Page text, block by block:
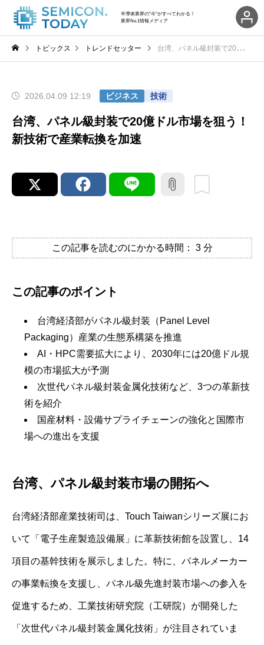
半導体業界の"今"がすべてわかる！
業界No.1情報メディア
トピックス トレンドセッター 台湾、パネル級封装で20億ドル市場を狙う！新技術で産業転換を加速
2026.04.09 12:19 ビジネス 技術
台湾、パネル級封装で20億ドル市場を狙う！
新技術で産業転換を加速
この記事を読むのにかかる時間： 3 分
この記事のポイント
台湾経済部がパネル級封装（Panel Level
Packaging）産業の生態系構築を推進
AI・HPC需要拡大により、2030年には20億ドル規
模の市場拡大が予測
次世代パネル級封装金属化技術など、3つの革新技
術を紹介
国産材料・設備サプライチェーンの強化と国際市
場への進出を支援
台湾、パネル級封装市場の開拓へ
台湾経済部産業技術司は、Touch Taiwanシリーズ展にお
いて「電子生産製造設備展」に革新技術館を設置し、14
項目の基幹技術を展示しました。特に、パネルメーカー
の事業転換を支援し、パネル級先進封装市場への参入を
促進するため、工業技術研究院（工研院）が開発した
「次世代パネル級封装金属化技術」が注目されていま